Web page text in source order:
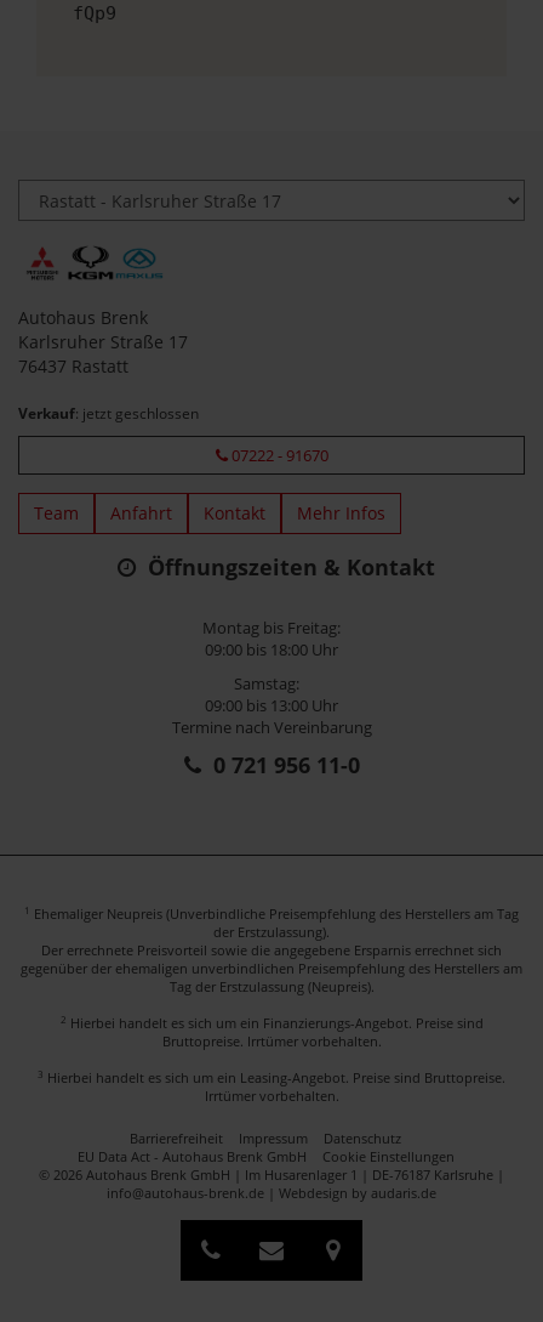
fQp9
Autohaus Brenk
Karlsruher Straße 17
76437 Rastatt
Verkauf: jetzt geschlossen
07222 - 91670
Team Anfahrt Kontakt Mehr Infos
Öffnungszeiten & Kontakt
Montag bis Freitag:
09:00 bis 18:00 Uhr
Samstag:
09:00 bis 13:00 Uhr
Termine nach Vereinbarung
0 721 956 11-0
1 Ehemaliger Neupreis (Unverbindliche Preisempfehlung des Herstellers am Tag
der Erstzulassung).
Der errechnete Preisvorteil sowie die angegebene Ersparnis errechnet sich
gegenüber der ehemaligen unverbindlichen Preisempfehlung des Herstellers am
Tag der Erstzulassung (Neupreis).
2 Hierbei handelt es sich um ein Finanzierungs-Angebot. Preise sind
Bruttopreise. Irrtümer vorbehalten.
3 Hierbei handelt es sich um ein Leasing-Angebot. Preise sind Bruttopreise.
Irrtümer vorbehalten.
Barrierefreiheit Impressum
Datenschutz
EU Data Act - Autohaus Brenk GmbH
Cookie Einstellungen
© 2026 Autohaus Brenk GmbH | Im Husarenlager 1 | DE-76187 Karlsruhe |
info@autohaus-brenk.de | Webdesign by audaris.de